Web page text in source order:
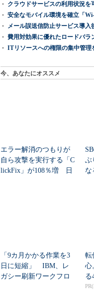
クラウドサービスの利用状況を
安全なモバイル環境を確立「
メール誤送信防止サービス導入
費用対効果に優れたロードバラ
ITリソースへの権限の集中管理
今、あなたにオススメ
エラー解消のつもりが
自ら攻撃を実行する「C
lickFix」が108％増 日
ぶ
な
「9カ月かかる作業を3
日に短縮」 IBM、レ
ガシー刷新ワークフロ
転
心
る